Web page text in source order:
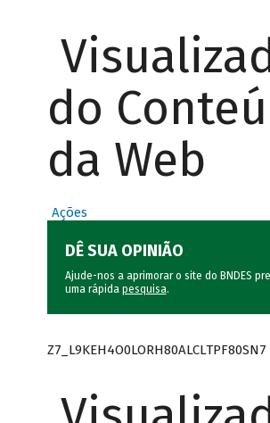
do
da Web
Ações
DÊ SUA OPINIÃO
Ajude-nos a aprimorar o site do BNDES
uma rápida pesquisa.
Z7_L9KEH4O0LORH80ALCLTPF80SN7